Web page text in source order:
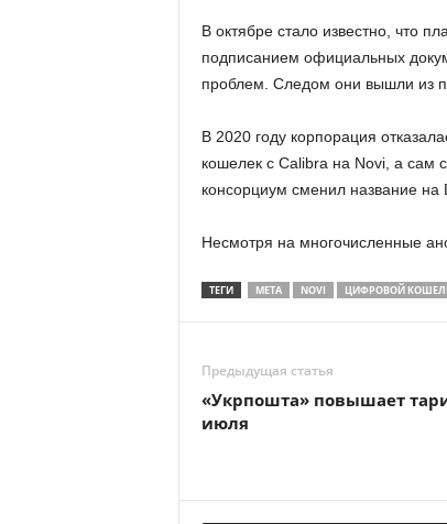
В октябре стало известно, что
подписанием официальных
проблем. Следом они вышли из
В 2020 году корпорация
кошелек с Calibra на Novi, а сам
консорциум сменил название на
Несмотря на многочисленные
ТЕГИ META NOVI ЦИФРОВОЙ
Предыдущая статья
«Укрпошта» повышает
июля